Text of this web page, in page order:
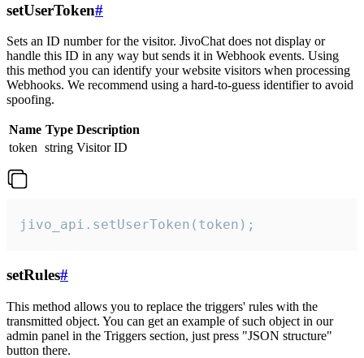
setUserToken#
Sets an ID number for the visitor. JivoChat does not display or
handle this ID in any way but sends it in Webhook events. Using
this method you can identify your website visitors when processing
Webhooks. We recommend using a hard-to-guess identifier to avoid
spoofing.
Name Type Description
token string Visitor ID
jivo_api.setUserToken(token);
setRules#
This method allows you to replace the triggers' rules with the
transmitted object. You can get an example of such object in our
admin panel in the Triggers section, just press "JSON structure"
button there.